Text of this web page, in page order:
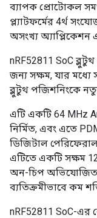
ব্যাপক প্রোটোকল
প্ল্যাটফর্মের 4র্থ
অসংখ্য অ্যাপ্লিকেশন
nRF52811 SoC ব্লুটুথ
জন্য সক্ষম, যার মধ্যে
ব্লুটুথ পজিশনিংকে
এটি একটি 64 MHz
নির্মিত, এবং এতে
ডিজিটাল
এটিতে একটি সক্ষম
অন-চিপ অভিযোজিত
ব্যতিক্রমীভাবে কম
nRF52811 SoC-এর